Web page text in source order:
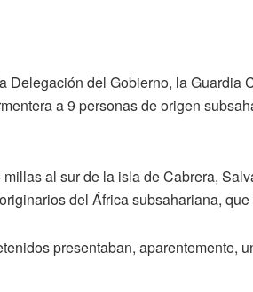
Delegación del Gobierno, la Guardia
a 9 personas de origen
al sur de la isla de Cabrera,
del África subsahariana,
presentaban, aparentemente,